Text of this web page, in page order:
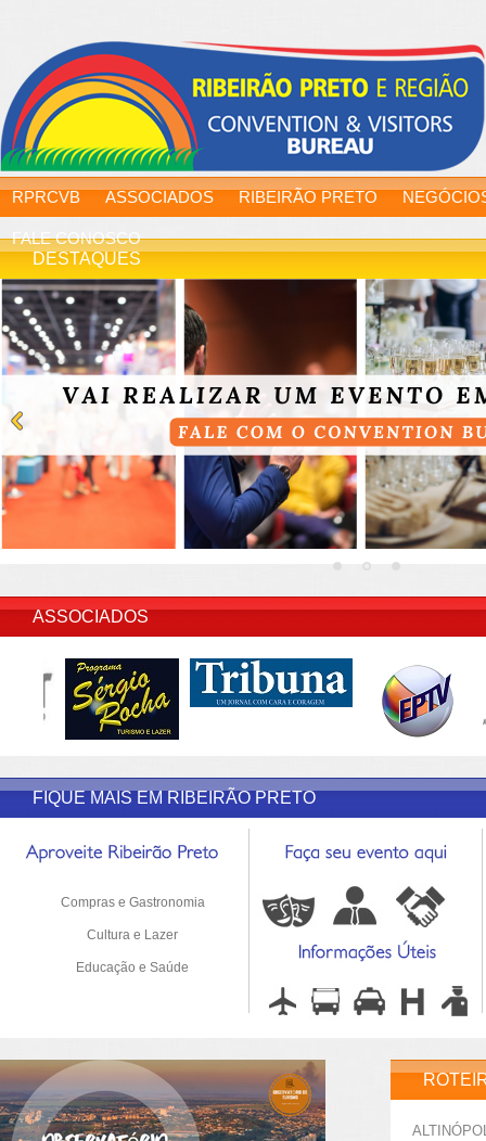
RPRCVB ASSOCIADOS RIBEIRÃO PRETO
FALE CONOSCO
DESTAQUES
ASSOCIADOS
FIQUE MAIS EM RIBEIRÃO PRETO
Compras e Gastronomia
Cultura e Lazer
Educação e Saúde